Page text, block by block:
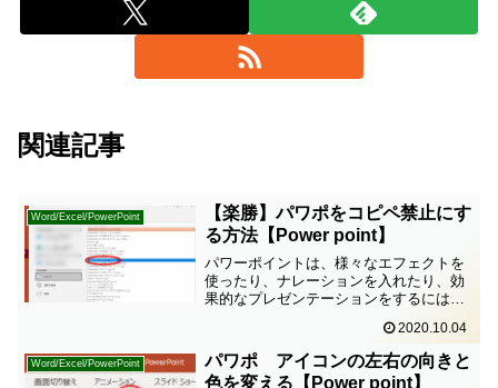
関連記事
Word/Excel/PowerPoint
【楽勝】パワポをコピペ禁止にす
る方法【Power point】
パワーポイントは、様々なエフェクトを
使ったり、ナレーションを入れたり、効
果的なプレゼンテーションをするにはと
ではコピーが簡単にできてしまい、あま
り気持ちがいいものではない。そこで、
コピーができなくしてしま...
2020.10.04
Word/Excel/PowerPoint
パワポ アイコンの左右の向きと
色を変える【Power point】